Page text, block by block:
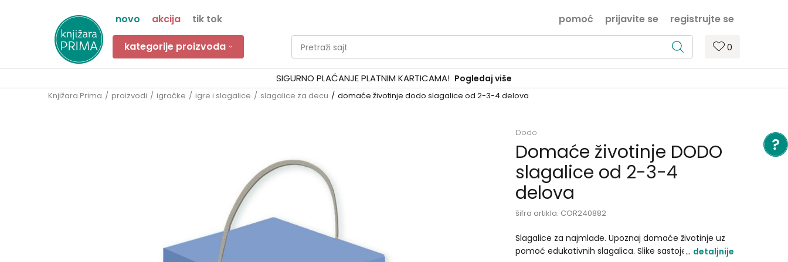
novo akcija tik tok prijavite se registrujte se
pomoć
kategorije proizvoda 0
Pretraži sajt
SIGURNO PLAĆANJE PLATNIM KARTICAMA! Pogledaj više
Knjižara Prima proizvodi igračke igre i slagalice slagalice za decu domaće životinje dodo slagalice od 2-3-4 delova
Dodo
Domaće životinje DODO
slagalice od 2-3-4
delova
šifra artikla: COR240882
Slagalice za najmlađe. Upoznaj domaće životinje uz
pomoć edukativnih slagalica. Slike sastoje od 2-3-4
detaljnije